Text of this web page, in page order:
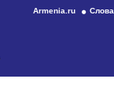
Armenia.ru